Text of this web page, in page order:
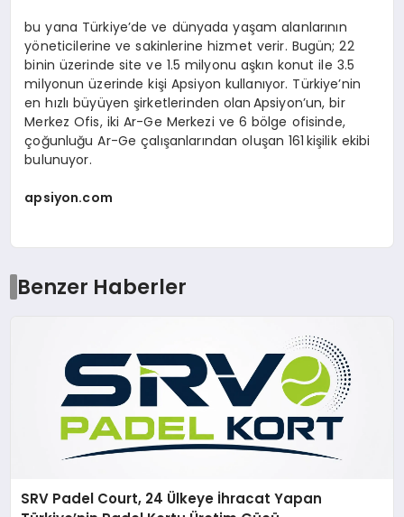
bu yana Türkiye’de ve dünyada yaşam alanlarının
yöneticilerine ve sakinlerine hizmet verir. Bugün; 22
binin üzerinde site ve 1.5 milyonu aşkın konut ile 3.5
milyonun üzerinde kişi Apsiyon kullanıyor. Türkiye’nin
en hızlı büyüyen şirketlerinden olan Apsiyon’un, bir
Merkez Ofis, iki Ar-Ge Merkezi ve 6 bölge ofisinde,
çoğunluğu Ar-Ge çalışanlarından oluşan 161 kişilik ekibi
bulunuyor.
apsiyon.com
Benzer Haberler
SRV Padel Court, 24 Ülkeye İhracat Yapan